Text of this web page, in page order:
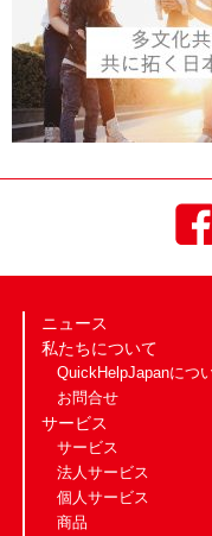
ニュース
私たちについて
QuickHelpJapanにつ
お問合せ
サービス
サービス
法人サービス
個人サービス
商品